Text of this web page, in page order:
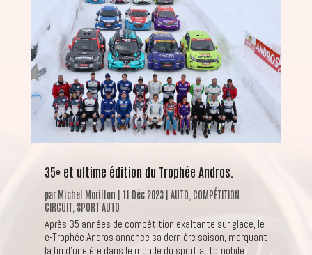
35ᵉ et ultime édition du Trophée Andros.
parMichel Morillon | 11 Déc 2023| AUTO COMPÉTITION
CIRCUIT SPORT AUTO
Après 35 années de compétition exaltante sur glace, le
e-Trophée Andros annonce sa dernière saison, marquant
la fin d'une ère dans le monde du sport automobile.